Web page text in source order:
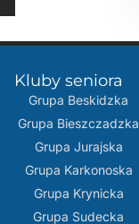
Kluby seniora
Grupa Beskidzka​
Grupa Bieszczadzka
Grupa Jurajska
Grupa Karkonoska
Grupa Krynicka
Grupa Sudecka